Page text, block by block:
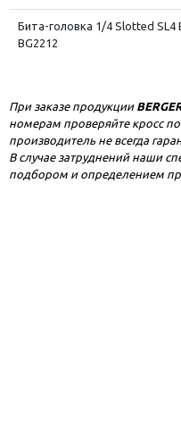
Бита-головка 1/4 Slotted SL4
BG2212
При заказе продукции
номерам проверяйте кросс по
производитель не всегда
В случае затруднений наши
подбором и определением